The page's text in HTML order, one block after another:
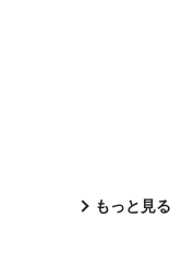
もっと見る